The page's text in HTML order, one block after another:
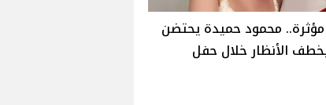
محمود حميدة يحتضن
الأنظار خلال حفل